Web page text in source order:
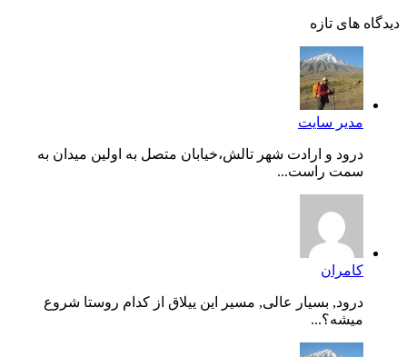
دیدگاه های تازه
مدیر سایت
درود و ارادت شهر تالش،خیابان متصل به اولین میدان به
سمت راست...
کامران
درود, بسیار عالی, مسیر این ییلاق از کدام روستا شروع
میشه؟...